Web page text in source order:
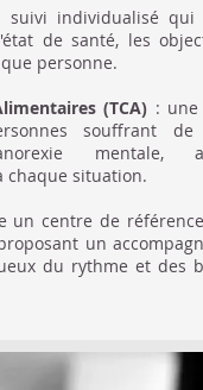
suivi individualisé qui
de santé, les
personne.
(TCA) : une
souffrant de
mentale,
chaque situation.​
un centre de
un
du rythme et des